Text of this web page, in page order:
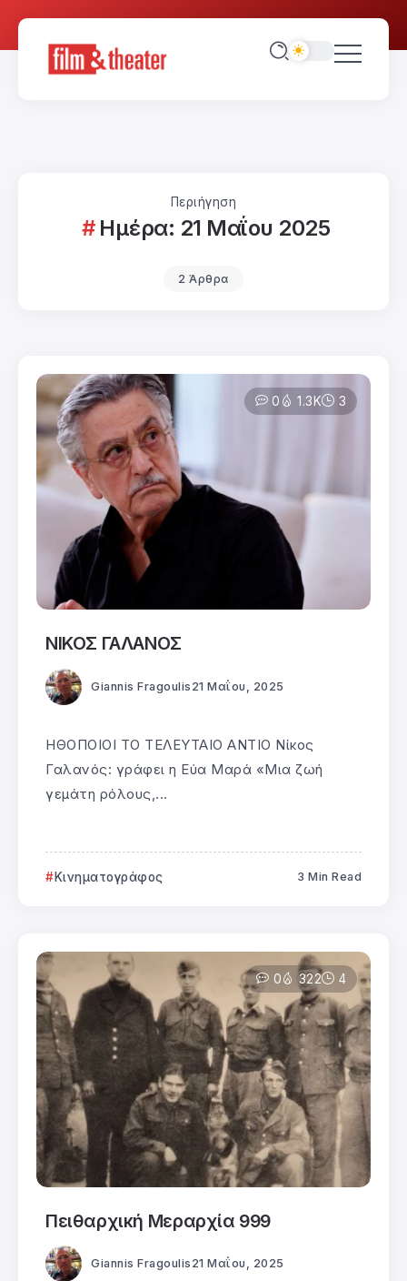
Περιήγηση
Ημέρα: 21 Μαΐου 2025
2 Άρθρα
0 1.3K 3
ΝΙΚΟΣ ΓΑΛΑΝΟΣ
Giannis Fragoulis 21 Μαΐου, 2025
ΗΘΟΠΟΙΟΙ ΤΟ ΤΕΛΕΥΤΑΙΟ ΑΝΤΙΟ Νίκος
Γαλανός: γράφει η Εύα Μαρά «Μια ζωή
γεμάτη ρόλους,...
Κινηματογράφος 3 Min Read
0 322 4
Πειθαρχική Μεραρχία 999
Giannis Fragoulis 21 Μαΐου, 2025